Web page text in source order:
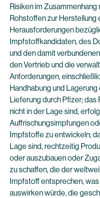
Risiken im
Rohstoffen zur Herstellung
Herausforderungen
Impfstoffkandidaten, des
und den damit
den Vertrieb und die
Anforderungen,
Handhabung und
Lieferung durch Pfizer;
nicht in der Lage sind,
Auffrischungsimpfungen
Impfstoffe zu entwickeln;
Lage sind, rechtzeitig
oder auszubauen oder
zu schaffen, die der
Impfstoff entsprechen,
auswirken würde, die